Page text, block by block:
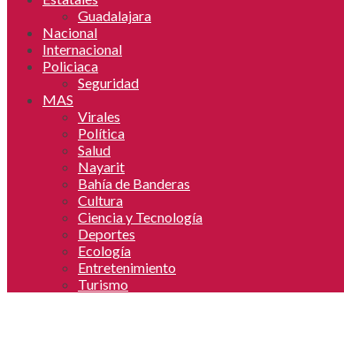
Guadalajara
Nacional
Internacional
Policiaca
Seguridad
MAS
Virales
Política
Salud
Nayarit
Bahía de Banderas
Cultura
Ciencia y Tecnología
Deportes
Ecología
Entretenimiento
Turismo